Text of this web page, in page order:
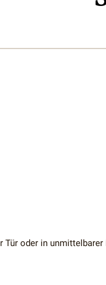
Tür oder in unmittelbarer